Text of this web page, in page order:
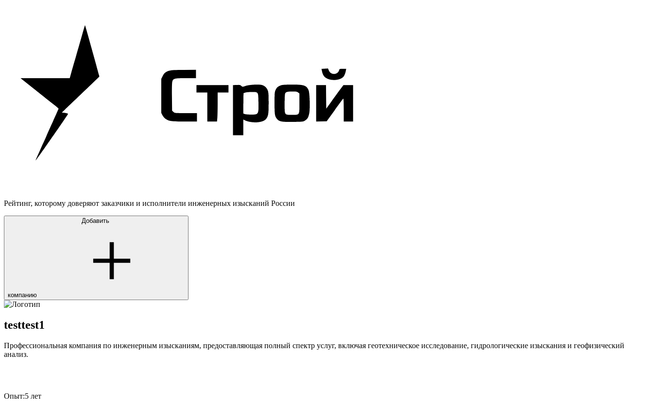
Рейтинг, которому доверяют заказчики и исполнители инженерных изысканий России
Добавить
компанию
testtest1
Профессиональная компания по инженерным изысканиям, предоставляющая полный спектр услуг, включая геотехническое исследование, гидрологические изыскания и геофизический
анализ.
Опыт:5 лет